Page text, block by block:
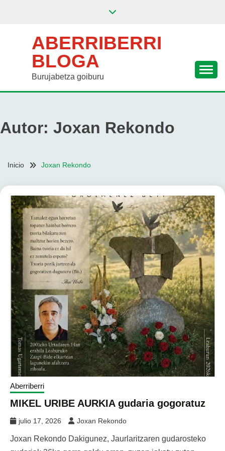
ABERRIBERRI
BLOGA
Burujabetza goiburu
Autor: Joxan Rekondo
Inicio Joxan Rekondo
Aberriberri
MIKEL URIBE AURKIA gudaria gogoratuz
julio 17, 2026 Joxan Rekondo
Joxan Rekondo Dakigunez, Jaurlaritzaren gudarosteko